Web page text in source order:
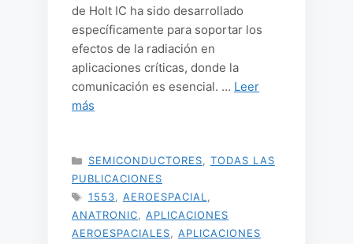
de Holt IC ha sido desarrollado
específicamente para soportar los
efectos de la radiación en
aplicaciones críticas, donde la
comunicación es esencial. … Leer
más
CATEGORÍAS
SEMICONDUCTORES
TODAS LAS
PUBLICACIONES
ETIQUETAS
1553 AEROESPACIAL
ANATRONIC
APLICACIONES
AEROESPACIALES
APLICACIONES